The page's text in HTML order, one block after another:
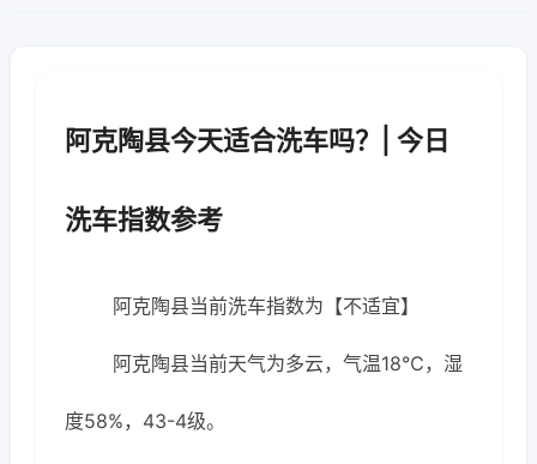
阿克陶县今天适合洗车吗？| 今日
洗车指数参考
阿克陶县当前洗车指数为【不适宜】
阿克陶县当前天气为多云，气温18℃，湿
度58%，43-4级。